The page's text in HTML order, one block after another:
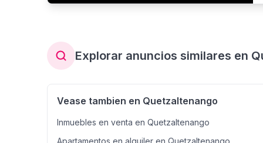
Explorar anuncios similares en
Vease tambien en Quetzaltenango
Inmuebles en venta en Quetzaltenango
Apartamentos en alquiler en Quetzaltenango